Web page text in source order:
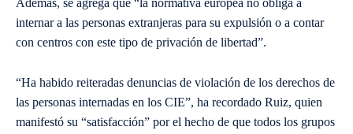
Además, se agrega que “la normativa europea no obliga a
internar a las personas extranjeras para su expulsión o a contar
con centros con este tipo de privación de libertad”.
“Ha habido reiteradas denuncias de violación de los derechos de
las personas internadas en los CIE”, ha recordado Ruiz, quien
manifestó su “satisfacción” por el hecho de que todos los grupos